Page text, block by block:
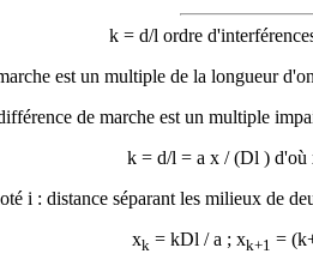
k = d/l ordre
est un multiple de la longueur
de marche est un multiple
k = d/l = a x / (Dl ) d'où
i : distance séparant les milieux de
xk = kDl / a ; xk+1 =